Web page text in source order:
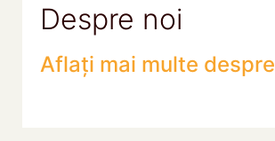
Despre noi
Aflați mai multe